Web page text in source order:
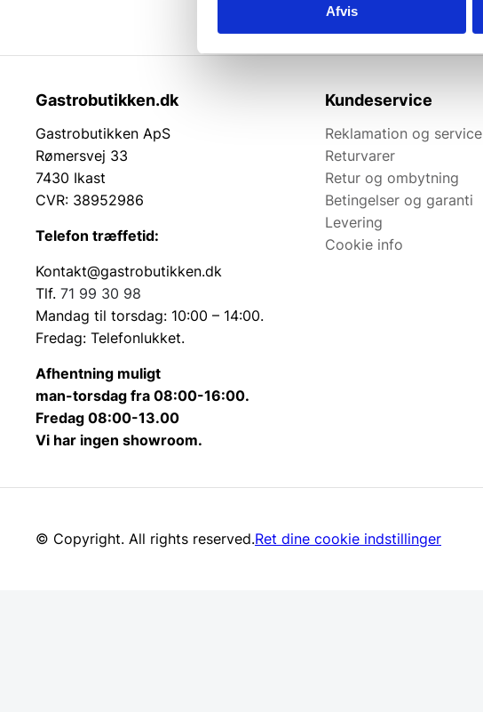
Afvis
Gastrobutikken.dk
Gastrobutikken ApS
Rømersvej 33
7430 Ikast
CVR: 38952986
Telefon træffetid:
Kontakt@gastrobutikken.dk
Tlf. 71 99 30 98
Mandag til torsdag: 10:00 – 14:00.
Fredag: Telefonlukket.
Afhentning muligt
man-torsdag fra 08:00-16:00.
Fredag 08:00-13.00
Vi har ingen showroom.
Kundeservice
Reklamation og service
Returvarer
Retur og ombytning
Betingelser og garanti
Levering
Cookie info
© Copyright. All rights reserved.Ret dine cookie indstillinger